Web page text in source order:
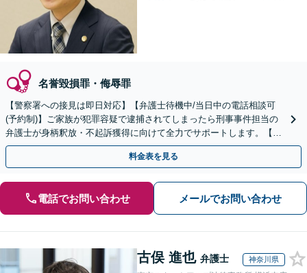
名誉毀損罪・侮辱罪
【警察署への接見は即日対応】【弁護士待機中/当日中の電話相談可
(予約制)】ご家族が犯罪容疑で逮捕されてしまったら刑事事件担当の
弁護士が身柄釈放・不起訴獲得に向けて全力でサポートします。【毎
月100名以上の相談実績】【全国対応】
料金表を見る
電話でお問い合わせ メールでお問い合わせ
古俣 進也 弁護士 神奈川県